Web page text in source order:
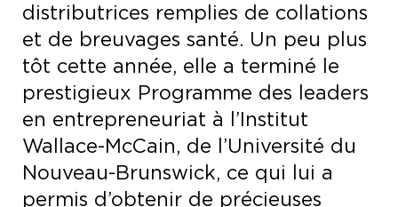
distributrices remplies de collations
et de breuvages santé. Un peu plus
tôt cette année, elle a terminé le
prestigieux Programme des leaders
en entrepreneuriat à l’Institut
Wallace-McCain, de l’Université du
Nouveau-Brunswick, ce qui lui a
permis d’obtenir de précieuses